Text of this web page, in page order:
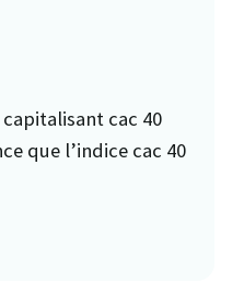
cac 40
que l’indice cac 40